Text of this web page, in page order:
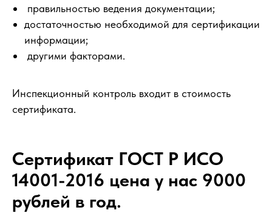
правильностью ведения документации;
достаточностью необходимой для сертификации
информации;
другими факторами.
Инспекционный контроль входит в стоимость
сертификата.
Сертификат ГОСТ Р ИСО
14001-2016 цена у нас 9000
рублей в год.